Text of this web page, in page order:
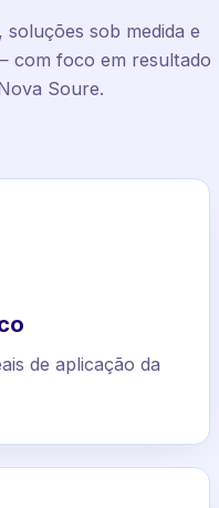
sob medida e
com foco em resultado
Soure.
de aplicação da